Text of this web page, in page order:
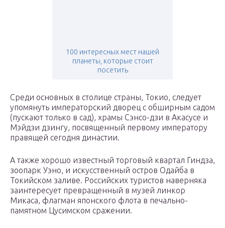
100 интересных мест нашей
планеты, которые стоит
посетить
Среди основных в столице страны, Токио, следует
упомянуть императорский дворец с обширным садом
(пускают только в сад), храмы Сэнсо-дзи в Акасусе и
Мэйдзи дзингу, посвященный первому императору
правящей сегодня династии.
А также хорошо известный торговый квартал Гиндза,
зоопарк Уэно, и искусственный остров Одайба в
Токийском заливе. Российских туристов наверняка
заинтересует превращенный в музей линкор
Микаса, флагман японского флота в печально-
памятном Цусимском сражении.